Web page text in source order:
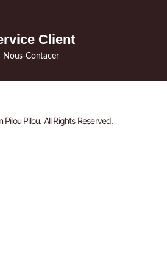
Client
Nous-Contacer
Pilou. All Rights Reserved.